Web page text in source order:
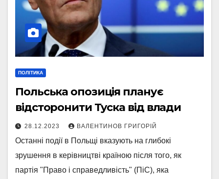
ПОЛІТИКА
Польська опозиція планує
відсторонити Туска від влади
28.12.2023 ВАЛЕНТИНОВ ГРИГОРІЙ
Останні події в Польщі вказують на глибокі
зрушення в керівництві країною після того, як
партія "Право і справедливість" (ПіС), яка